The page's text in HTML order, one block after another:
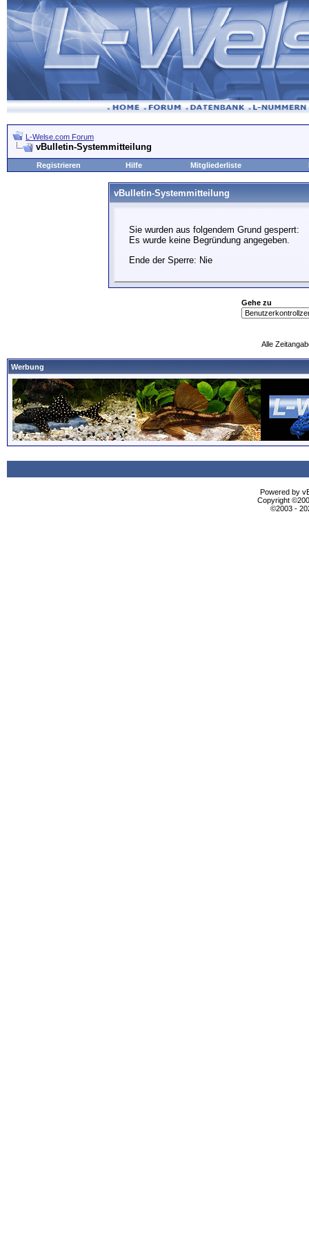
L-Welse.com Forum
vBulletin-Systemmitteilung
Registrieren Hilfe Mitgliederliste
vBulletin-Systemmitteilung
Sie wurden aus folgendem Grund gesperrt:
Es wurde keine Begründung angegeben.
Ende der Sperre: Nie
Gehe zu
Alle
Werbung
Powered by
Copyright
©2003 -